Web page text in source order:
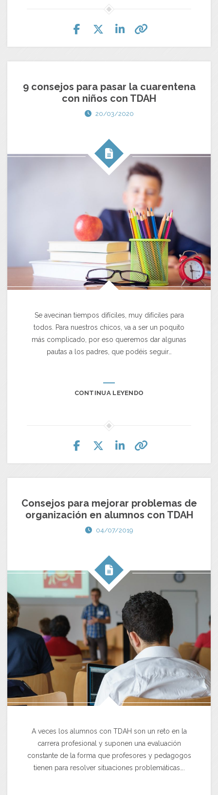
9 consejos para pasar la cuarentena
con niños con TDAH
20/03/2020
Se avecinan tiempos difíciles, muy difíciles para
todos. Para nuestros chicos, va a ser un poquito
más complicado, por eso queremos dar algunas
pautas a los padres, que podéis seguir…
CONTINUA LEYENDO
Consejos para mejorar problemas de
organización en alumnos con TDAH
04/07/2019
A veces los alumnos con TDAH son un reto en la
carrera profesional y suponen una evaluación
constante de la forma que profesores y pedagogos
tienen para resolver situaciones problemáticas….